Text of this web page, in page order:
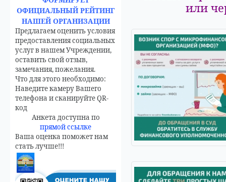
ОФИЦИАЛЬНЫЙ РЕЙТИНГ
НАШЕЙ ОРГАНИЗАЦИИ
Предлагаем оценить условия
предоставления социальных
услуг в нашем Учреждении,
оставить свой отзыв,
замечания, пожелания.
Что для этого необходимо:
Наведите камеру Вашего
телефона и сканируйте QR-
код
Анкета доступна по
прямой ссылке
Ваша оценка поможет нам
стать лучше!!!
или